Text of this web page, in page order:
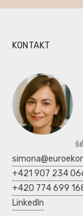
KONTAKT
+421 907 234
+420 774 699
LinkedIn